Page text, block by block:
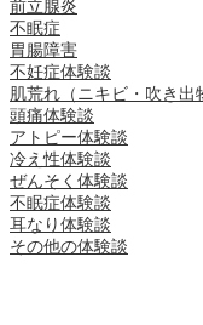
前立腺炎
不眠症
胃腸障害
不妊症体験談
肌荒れ（ニキビ・吹き出
頭痛体験談
アトピー体験談
冷え性体験談
ぜんそく体験談
不眠症体験談
耳なり体験談
その他の体験談